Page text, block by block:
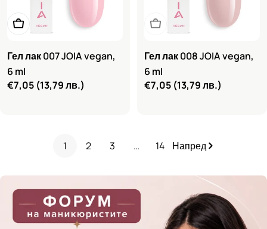
Добави в количката
Гел лак 007 JOIA vegan,
6 ml
Редовна
€7,05 (13,79 лв.)
Очаквайте скоро
Гел лак 008 JOIA vegan,
6 ml
Редовна
€7,05 (13,79 лв.)
1 2 3 … 14 Напред